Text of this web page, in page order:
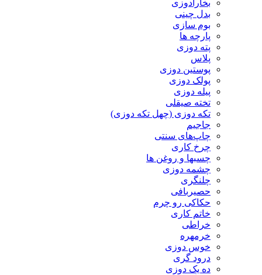
بخارادوزی
بدل چینی
بوم سازی
پارچه ها
پته دوزی
پلاس
پوستین دوزی
پولک دوزی
پیله دوزی
تخته صیقلی
تکه دوزی (چهل تکه دوزی)
جاجیم
چاپ‌های سنتی
چرخ کاری
چسبها و روغن ها
چشمه دوزی
چلنگری
حصیربافی
حکاکی رو چرم
خاتم کاری
خراطی
خرمهره
خوس دوزی
درود گری
ده یک دوزی